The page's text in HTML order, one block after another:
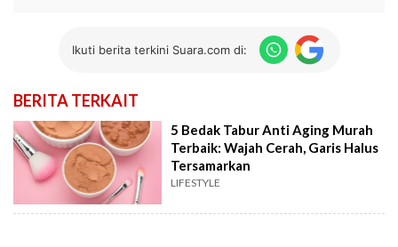
Ikuti berita terkini Suara.com di:
BERITA TERKAIT
5 Bedak Tabur Anti Aging Murah
Terbaik: Wajah Cerah, Garis Halus
Tersamarkan
LIFESTYLE